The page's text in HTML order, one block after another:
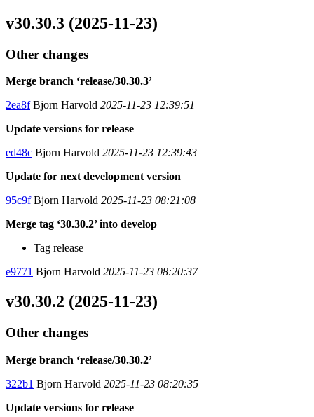
v30.30.3 (2025-11-23)
Other changes
Merge branch ‘release/30.30.3’
2ea8fBjorn Harvold 2025-11-23 12:39:51
Update versions for release
ed48c Bjorn Harvold 2025-11-23 12:39:43
Update for next development version
95c9fBjorn Harvold 2025-11-23 08:21:08
Merge tag ‘30.30.2’ into develop
Tag release
e9771 Bjorn Harvold 2025-11-23 08:20:37
v30.30.2 (2025-11-23)
Other changes
Merge branch ‘release/30.30.2’
322b1 Bjorn Harvold 2025-11-23 08:20:35
Update versions for release